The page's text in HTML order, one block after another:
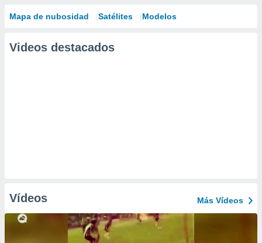
Mapa de nubosidad Satélites Modelos
Videos destacados
Vídeos Más Vídeos